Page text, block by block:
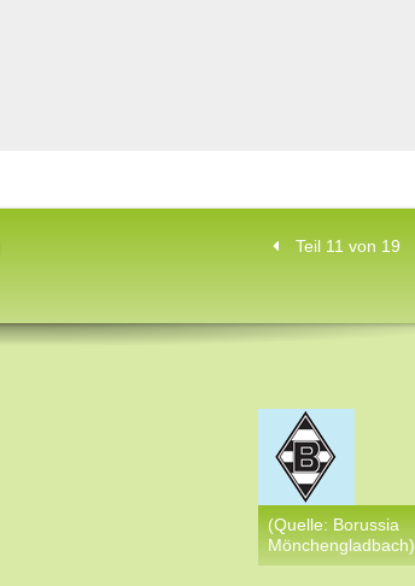
Teil 11 von 19
(Quelle: Borussia
Mönchengladbach)